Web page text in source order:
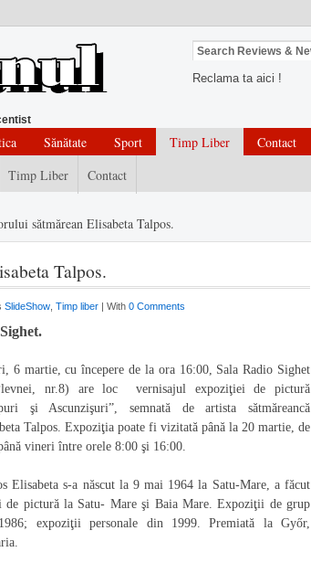
Reclama ta aici !
Sănătate Sport Timp Liber
Contact
Timp Liber Contact
sătmărean Elisabeta Talpos.
Talpos.
SlideShow Timp liber | With 0 Comments
6 martie, cu începere de la ora 16:00, Sala Radio Sighet
nr.8) are loc vernisajul expoziţiei de pictură
şi Ascunzişuri”, semnată de artista sătmăreancă
Talpos. Expoziţia poate fi vizitată până la 20 martie, de
vineri între orele 8:00 şi 16:00.
Elisabeta s-a născut la 9 mai 1964 la Satu-Mare, a făcut
de pictură la Satu- Mare şi Baia Mare. Expoziţii de grup
expoziţii personale din 1999. Premiată la Győr,